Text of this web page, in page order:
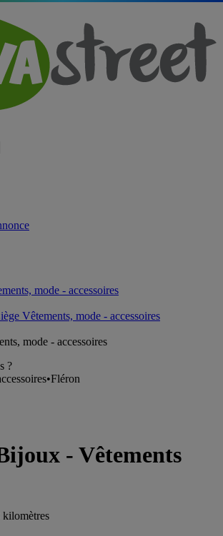
mode - accessoires
Vêtements, mode - accessoires
mode - accessoires
?
•Fléron
- Vêtements
kilomètres